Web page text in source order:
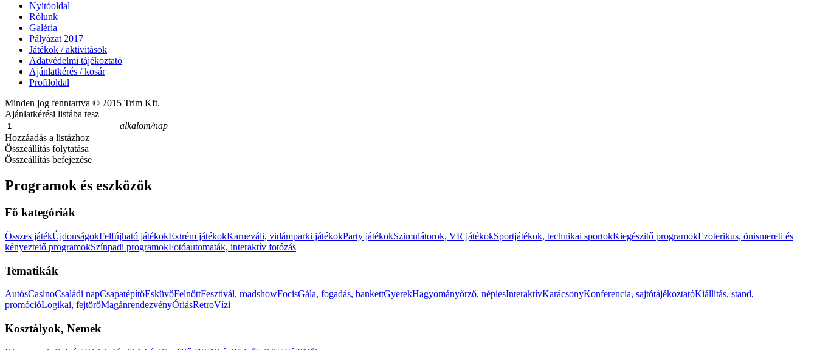
Nyitóoldal
Rólunk
Galéria
Pályázat 2017
Játékok / aktivitások
Adatvédelmi tájékoztató
Ajánlatkérés / kosár
Profiloldal
Minden jog fenntartva © 2015 Trim Kft.
Ajánlatkérési listába tesz
alkalom/nap
Hozzáadás a listázhoz
Összeállítás folytatása
Összeállítás befejezése
Programok és eszközök
Fő kategóriák
Összes játékÚjdonságokFelfújható játékokExtrém játékokKarneváli, vidámparki játékokParty játékokSzimulátorok, VR játékokSportjátékok, technikai sportokKiegészitő programokEzoterikus, önismereti és
kényeztető programokSzínpadi programokFotóautomaták, interaktív fotózás
Tematikák
AutósCasinoCsaládi napCsapatépítőEsküvőFelnőttFesztivál, roadshowFocisGála, fogadás, bankettGyerekHagyományőrző, népiesInteraktívKarácsonyKonferencia, sajtótájékoztatóKiállítás, stand,
promócióLogikai, fejtörőMagánrendezvényÓriásRetroVízi
Kosztályok, Nemek